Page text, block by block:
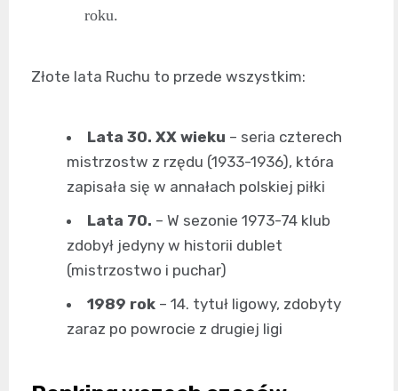
roku.
Złote lata Ruchu to przede wszystkim:
Lata 30. XX wieku – seria czterech
mistrzostw z rzędu (1933-1936), która
zapisała się w annałach polskiej piłki
Lata 70. – W sezonie 1973-74 klub
zdobył jedyny w historii dublet
(mistrzostwo i puchar)
1989 rok – 14. tytuł ligowy, zdobyty
zaraz po powrocie z drugiej ligi